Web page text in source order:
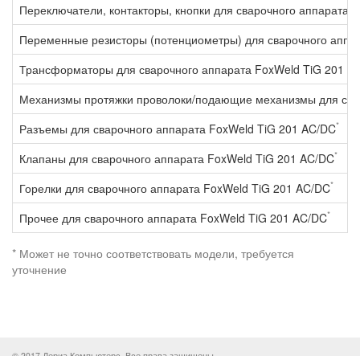
Переключатели, контакторы, кнопки для сварочного аппарата
Переменные резисторы (потенциометры) для сварочного
Трансформаторы для сварочного аппарата FoxWeld TiG 201
Механизмы протяжки проволоки/подающие механизмы для
Разъемы для сварочного аппарата FoxWeld TiG 201 AC/DC*
Клапаны для сварочного аппарата FoxWeld TiG 201 AC/DC*
Горелки для сварочного аппарата FoxWeld TiG 201 AC/DC*
Прочее для сварочного аппарата FoxWeld TiG 201 AC/DC*
* Может не точно соответствовать модели, требуется
уточнение